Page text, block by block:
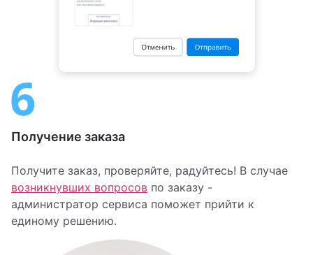
Получение заказа
Получите заказ, проверяйте, радуйтесь! В случае
возникнувших вопросов по заказу -
администратор сервиса поможет прийти к
единому решению.